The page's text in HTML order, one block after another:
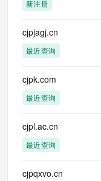
新注册
cjpjagj.cn
最近查询
cjpk.com
最近查询
cjpl.ac.cn
最近查询
cjpqxvo.cn